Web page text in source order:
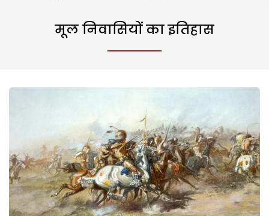
मूल निवासियों का इतिहास